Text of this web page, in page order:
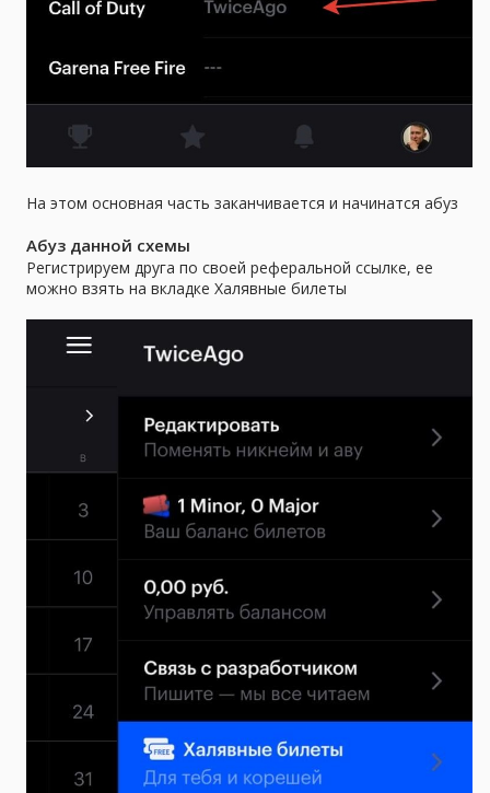
На этом основная часть заканчивается и начинатся абуз
Абуз данной схемы
Регистрируем друга по своей реферальной ссылке, ее
можно взять на вкладке Халявные билеты